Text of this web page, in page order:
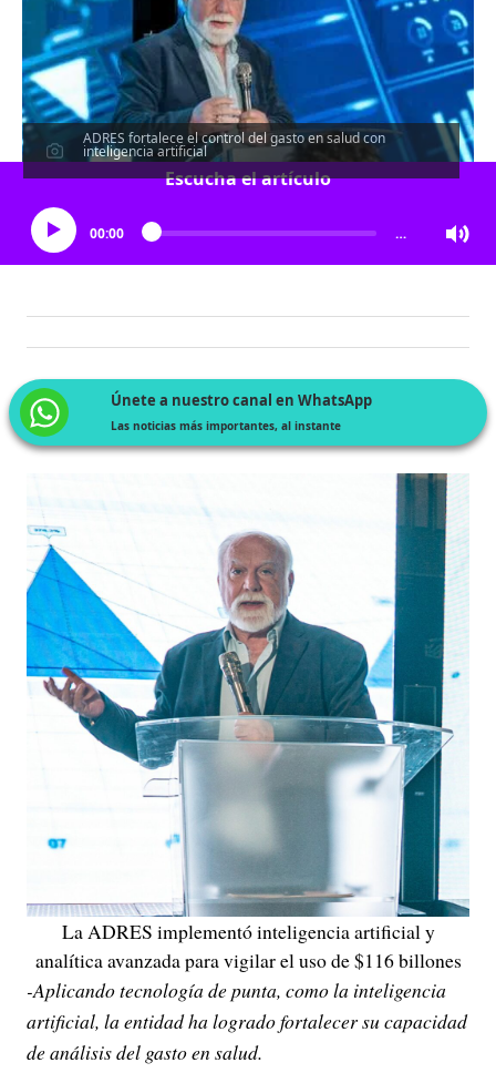
ADRES fortalece el control del gasto en salud con
inteligencia artificial
Escucha el artículo
00:00 …
Únete a nuestro canal en WhatsApp
Las noticias más importantes, al instante
La ADRES implementó inteligencia artificial y
analítica avanzada para vigilar el uso de $116 billones
-Aplicando tecnología de punta, como la inteligencia
artificial, la entidad ha logrado fortalecer su capacidad
de análisis del gasto en salud.